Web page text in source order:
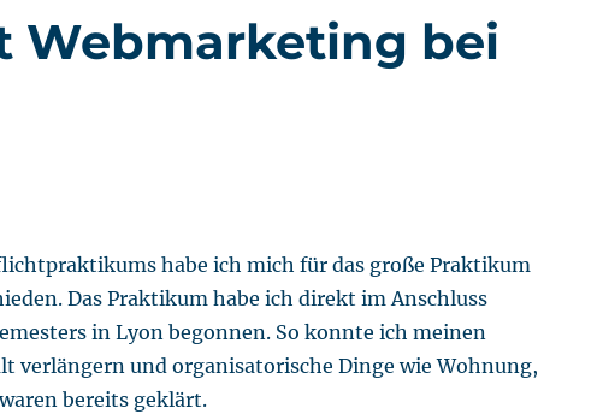
Webmarketing bei
habe ich mich für das große Praktikum
Das Praktikum habe ich direkt im Anschluss
in Lyon begonnen. So konnte ich meinen
verlängern und organisatorische Dinge wie Wohnung,
bereits geklärt.